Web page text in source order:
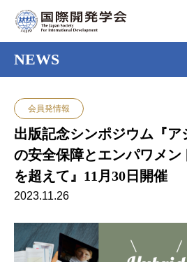
NEWS
会員発情報
出版記念シンポジウム『ア
の安全保障とエンパワメン
を超えて』11月30日開催
2023.11.26